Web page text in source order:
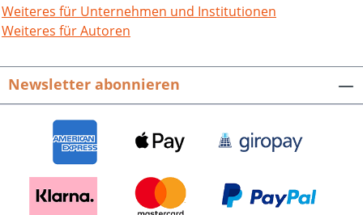
infolge der verkehrstechnischen
Erschließung und die Konsequenzen für
betroffenen Gruppen. Landkreis
Emmendingen (Hrsg.), Zur Geschichte
des öffentlichen Verkehrs im ländlichen
Raum. Redaktion: Bettina Fürderer und
Andreas Haasis-Berner. Lebenswelten
im ländlichen Raum. Historische
Erkundungen in Mittel- und Südbaden,
Band 7. 200 Seiten mit 100 Farb- und
Weiteres für Unternehmen und Institutionen
Weiteres für Autoren
Newsletter abonnieren